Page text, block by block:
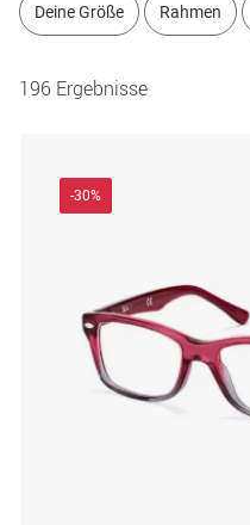
Deine Größe Rahmen
196 Ergebnisse
-30%